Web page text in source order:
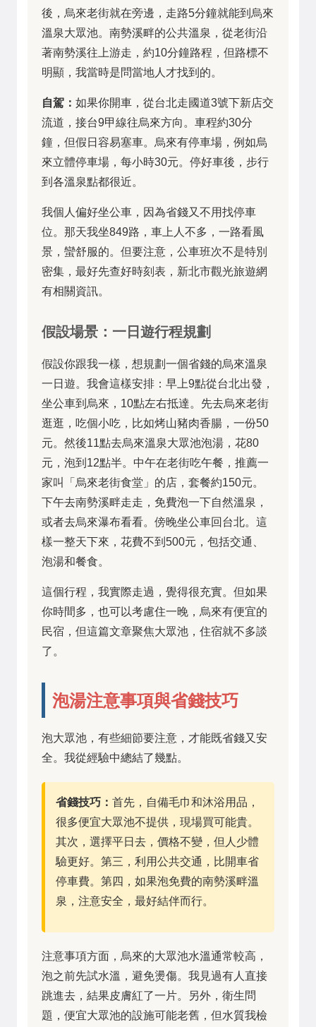
後，烏來老街就在旁邊，走路5分鐘就能到烏來
溫泉大眾池。南勢溪畔的公共溫泉，從老街沿
著南勢溪往上游走，約10分鐘路程，但路標不
明顯，我當時是問當地人才找到的。
自駕： 如果你開車，從台北走國道3號下新店交
流道，接台9甲線往烏來方向。車程約30分
鐘，但假日容易塞車。烏來有停車場，例如烏
來立體停車場，每小時30元。停好車後，步行
到各溫泉點都很近。
我個人偏好坐公車，因為省錢又不用找停車
位。那天我坐849路，車上人不多，一路看風
景，蠻舒服的。但要注意，公車班次不是特別
密集，最好先查好時刻表，新北市觀光旅遊網
有相關資訊。
假設場景：一日遊行程規劃
假設你跟我一樣，想規劃一個省錢的烏來溫泉
一日遊。我會這樣安排：早上9點從台北出發，
坐公車到烏來，10點左右抵達。先去烏來老街
逛逛，吃個小吃，比如烤山豬肉香腸，一份50
元。然後11點去烏來溫泉大眾池泡湯，花80
元，泡到12點半。中午在老街吃午餐，推薦一
家叫「烏來老街食堂」的店，套餐約150元。
下午去南勢溪畔走走，免費泡一下自然溫泉，
或者去烏來瀑布看看。傍晚坐公車回台北。這
樣一整天下來，花費不到500元，包括交通、
泡湯和餐食。
這個行程，我實際走過，覺得很充實。但如果
你時間多，也可以考慮住一晚，烏來有便宜的
民宿，但這篇文章聚焦大眾池，住宿就不多談
了。
泡湯注意事項與省錢技巧
泡大眾池，有些細節要注意，才能既省錢又安
全。我從經驗中總結了幾點。
省錢技巧： 首先，自備毛巾和沐浴用品，
很多便宜大眾池不提供，現場買可能貴。
其次，選擇平日去，價格不變，但人少體
驗更好。第三，利用公共交通，比開車省
停車費。第四，如果泡免費的南勢溪畔溫
泉，注意安全，最好結伴而行。
注意事項方面，烏來的大眾池水溫通常較高，
泡之前先試水溫，避免燙傷。我見過有人直接
跳進去，結果皮膚紅了一片。另外，衛生問
題，便宜大眾池的設施可能老舊，但水質我檢